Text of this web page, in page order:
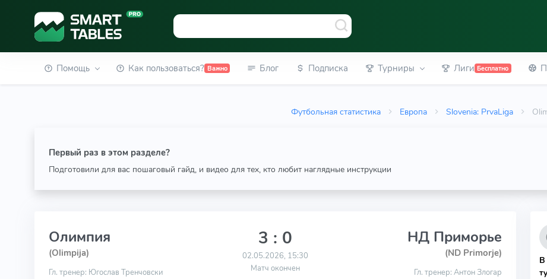
Помощь Как пользоваться? Важно Блог Подписка Турниры Лиги Бесплатно
Футбольная статистика Европа Slovenia: PrvaLiga
Первый раз в этом разделе?
Подготовили для вас пошаговый гайд, и видео для тех, кто любит наглядные инструкции
Олимпия
(Olimpija)
Гл. тренер: Югослав Тренчовски
3 : 0
02.05.2026, 15:30
Матч окончен
НД Приморье
(ND Primorje)
Гл. тренер: Антон Злогар
В